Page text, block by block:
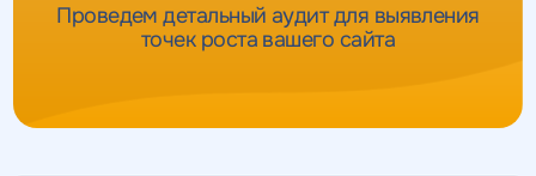
Проведем детальный аудит для выявления
точек роста вашего сайта